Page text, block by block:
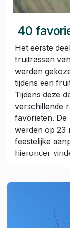
40
Het eerste
fruitrassen
werden
tijdens een
Tijdens deze
verschillende
favorieten. De
werden op 23
feestelijke
hieronder